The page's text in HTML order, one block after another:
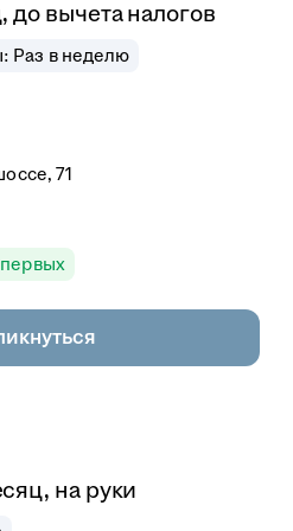
до вычета налогов
Раз в неделю
71
на руки